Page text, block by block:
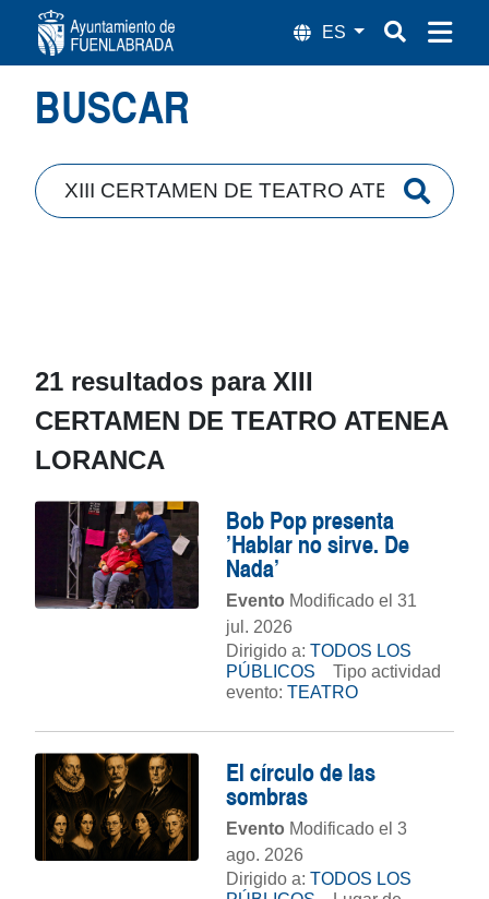
Búsqueda
BUSCAR
21 resultados para XIII
CERTAMEN DE TEATRO ATENEA
LORANCA
Bob Pop presenta
'Hablar no sirve. De
Nada'
Evento Modificado el 31
jul. 2026
Dirigido a: TODOS LOS
PÚBLICOS
Tipo actividad
evento: TEATRO
El círculo de las
sombras
Evento Modificado el 3
ago. 2026
Dirigido a: TODOS LOS